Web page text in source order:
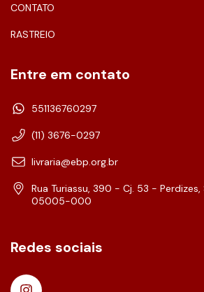
CONTATO
RASTREIO
Entre em contato
551136760297
(11) 3676-0297
livraria@ebp.org.br
Rua Turiassu, 390 - Cj. 53 - Perdizes,
05005-000
Redes sociais